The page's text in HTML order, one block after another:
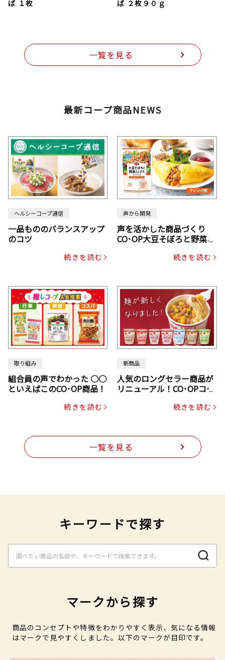
ば １枚 ば ２枚９０ｇ
一覧を見る
最新コープ商品NEWS
ヘルシーコープ通信
一品もののバランスアップ
のコツ
続きを読む
声から開発
声を活かした商品づくり
CO･OP大豆そぼろと野菜ミ
じん・コーン入り）続きを読む
取り組み
組合員の声でわかった ○○
といえばこのCO･OP商品！
続きを読む
新商品
人気のロングセラー商品が
リニューアル！CO･OPコー
続きを読む
一覧を見る
キーワードで探す
マークから探す
商品のコンセプトや特徴をわかりやすく表示、気になる情報
はマークで見やすくしました。以下のマークが目印です。